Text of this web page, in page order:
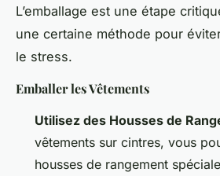
L’emballage est une étape
une certaine méthode pour
le stress.
Emballer les Vêtements
Utilisez des Housses de
vêtements sur cintres, vous
housses de rangement